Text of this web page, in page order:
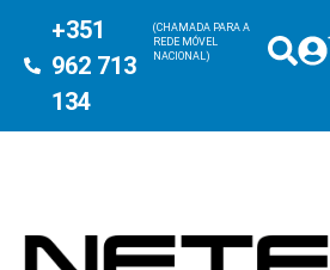
+351
962 713
134
(CHAMADA PARA A
REDE MÓVEL
NACIONAL)